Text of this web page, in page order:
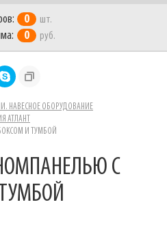
0 шт.
0 руб.
НАВЕСНОЕ ОБОРУДОВАНИЕ
АТЛАНТ
И ТУМБОЙ
С